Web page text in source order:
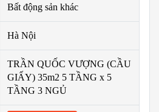
Bất động sản khác
Hà Nội
TRẦN QUỐC VƯỢNG (CẦU
GIẤY) 35m2 5 TẦNG x 5
TẦNG 3 NGỦ